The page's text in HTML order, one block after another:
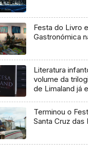
Festa do Livro
Gastronómica
Literatura
volume da
de Limaland já
Terminou o
Santa Cruz das